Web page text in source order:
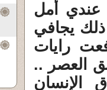
عندي أمل
يجافي
رايات
العصر ..
الإنسان